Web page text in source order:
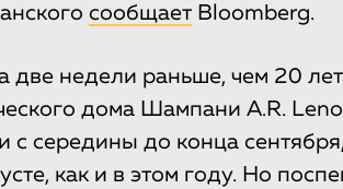
сообщаетBloomberg.
две недели раньше, чем 20
дома Шампани A.R.
с середины до конца
как и в этом году. Но